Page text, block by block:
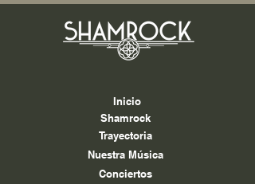
Shamrock
Trayectoria
Nuestra Música
Conciertos
Inicio